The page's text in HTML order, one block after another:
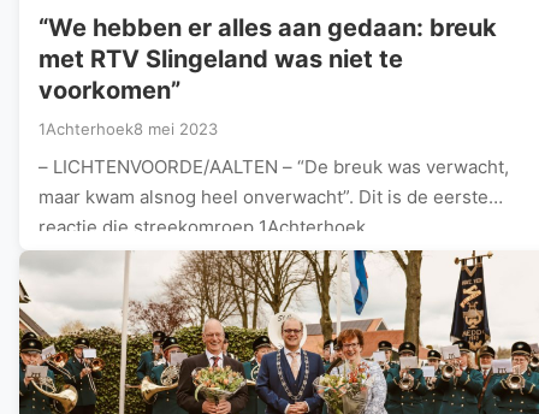
“We hebben er alles aan gedaan: breuk
met RTV Slingeland was niet te
voorkomen”
1Achterhoek8 mei 2023
– LICHTENVOORDE/AALTEN – “De breuk was verwacht,
maar kwam alsnog heel onverwacht”. Dit is de eerste
reactie die streekomroep 1Achterhoek…